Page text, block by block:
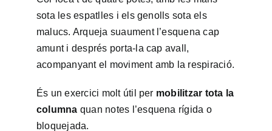
sota les espatlles i els genolls sota els
malucs. Arqueja suaument l’esquena cap
amunt i després porta-la cap avall,
acompanyant el moviment amb la respiració.
És un exercici molt útil per mobilitzar tota la
columna quan notes l’esquena rígida o
bloquejada.